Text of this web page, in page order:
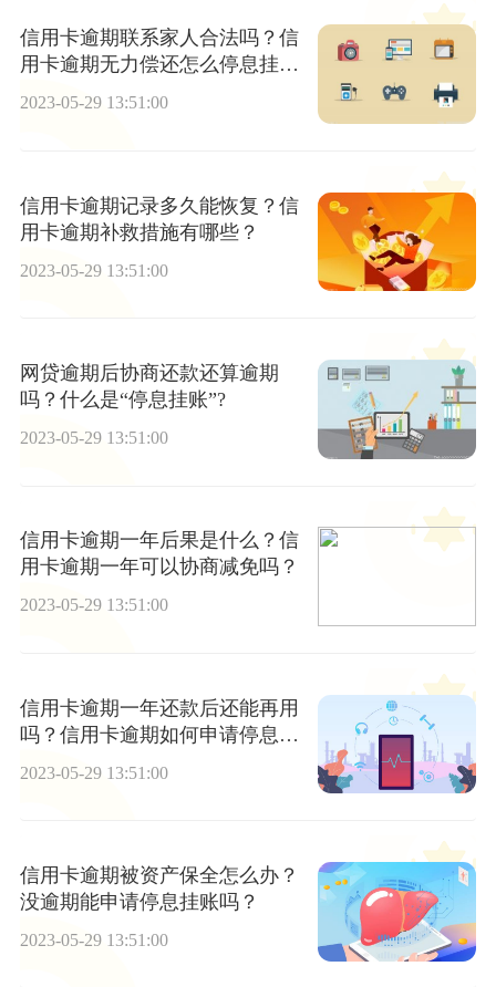
信用卡逾期联系家人合法吗？信
用卡逾期无力偿还怎么停息挂账
呢？
2023-05-29 13:51:00
信用卡逾期记录多久能恢复？信
用卡逾期补救措施有哪些？
2023-05-29 13:51:00
网贷逾期后协商还款还算逾期
吗？什么是“停息挂账”?
2023-05-29 13:51:00
信用卡逾期一年后果是什么？信
用卡逾期一年可以协商减免吗？
2023-05-29 13:51:00
信用卡逾期一年还款后还能再用
吗？信用卡逾期如何申请停息挂
2023-05-29 13:51:00
信用卡逾期被资产保全怎么办？
没逾期能申请停息挂账吗？
2023-05-29 13:51:00